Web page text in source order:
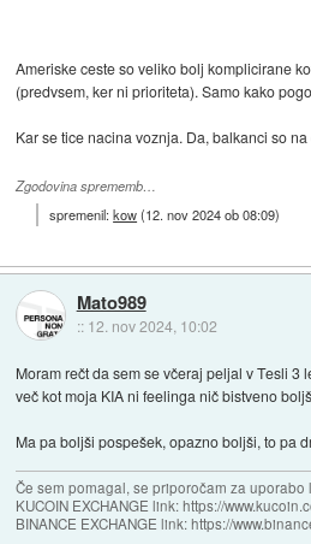
Ameriske ceste so veliko bolj komplicirane
(predvsem, ker ni prioriteta). Samo kako
Kar se tice nacina voznja. Da, balkanci so
Zgodovina sprememb…
spremenil:kow(12. nov 2024 ob 08:09)
Mato989
:: 12. nov 2024, 10:02
Moram rečt da sem se včeraj peljal v Tesli
več kot moja KIA ni feelinga nič bistveno
Ma pa boljši pospešek, opazno boljši, to pa
Če sem pomagal, se priporočam za uporabo
KUCOIN EXCHANGE link: https://
BINANCE EXCHANGE link: https://